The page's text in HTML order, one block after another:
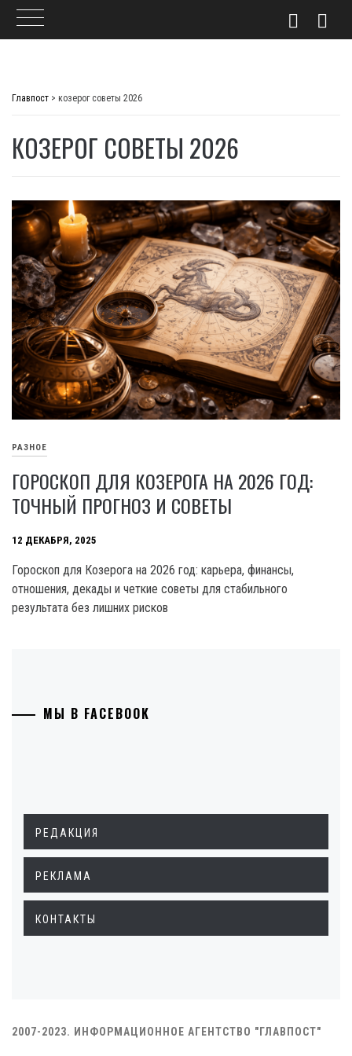
Главпост > козерог советы 2026
КОЗЕРОГ СОВЕТЫ 2026
РАЗНОЕ
ГОРОСКОП ДЛЯ КОЗЕРОГА НА 2026 ГОД:
ТОЧНЫЙ ПРОГНОЗ И СОВЕТЫ
12 ДЕКАБРЯ, 2025
Гороскоп для Козерога на 2026 год: карьера, финансы,
отношения, декады и четкие советы для стабильного
результата без лишних рисков
МЫ В FACEBOOK
РЕДАКЦИЯ
РЕКЛАМА
КОНТАКТЫ
2007-2023. ИНФОРМАЦИОННОЕ АГЕНТСТВО "ГЛАВПОСТ"